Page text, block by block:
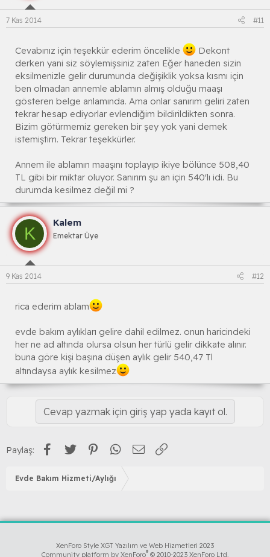
7 Kas 2014 #11
Cevabınız için teşekkür ederim öncelikle
Dekont
derken yani siz söylemişsiniz zaten Eğer haneden sizin
eksilmenizle gelir durumunda değişiklik yoksa kısmı için
ben olmadan annemle ablamın almış olduğu maaşı
gösteren belge anlamında. Ama onlar sanırım geliri zaten
tekrar hesap ediyorlar evlendiğim bildirildikten sonra.
Bizim götürmemiz gereken bir şey yok yani demek
istemiştim. Tekrar teşekkürler.
Annem ile ablamın maaşını toplayıp ikiye bölünce 508,40
TL gibi bir miktar oluyor. Sanırım şu an için 540'lı idi. Bu
durumda kesilmez değil mi ?
K
Kalem
Emektar Üye
9 Kas 2014 #12
rica ederim ablam
evde bakım aylıkları gelire dahil edilmez. onun haricindeki
her ne ad altında olursa olsun her türlü gelir dikkate alınır.
buna göre kişi başına düşen aylık gelir 540,47 Tl
altındaysa aylık kesilmez
Cevap yazmak için giriş yap yada kayıt ol.
Paylaş: Facebook
Twitter PinterestWhatsApp
E-posta
Evde Bakım Hizmeti/Aylığı
XenForo Style XGT Yazılım ve Web Hizmetleri 2023
Community platform by XenForo® © 2010-2023 XenForo Ltd.